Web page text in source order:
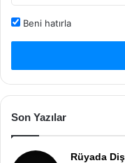
Beni hatırla
Son Yazılar
Rüyada